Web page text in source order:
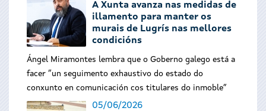
A Xunta avanza nas medidas de
illamento para manter os
murais de Lugrís nas mellores
condicións
Ángel Miramontes lembra que o Goberno galego está a
facer “un seguimento exhaustivo do estado do
conxunto en comunicación cos titulares do inmoble”
05/06/2026